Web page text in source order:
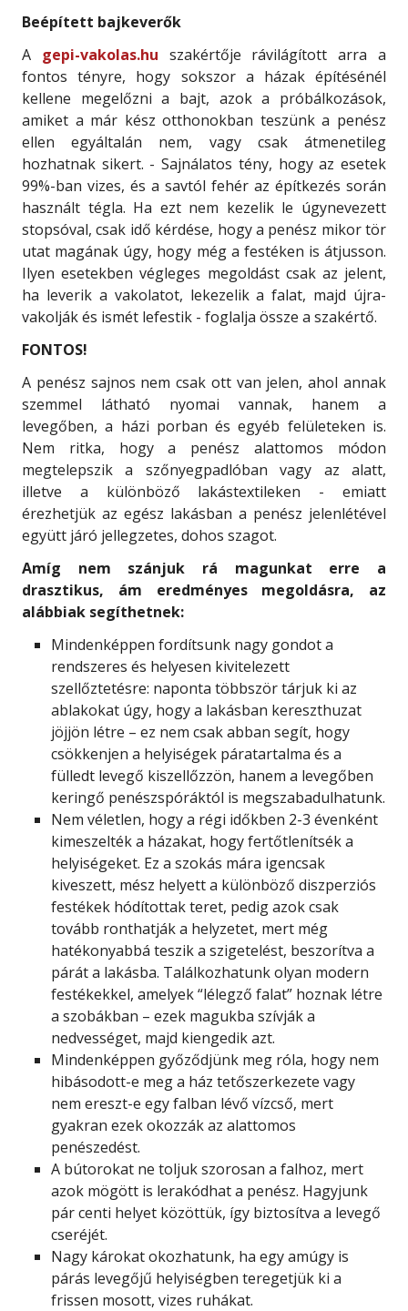
Beépített bajkeverők
A gepi-vakolas.hu szakértője rávilágított arra a
fontos tényre, hogy sokszor a házak építésénél
kellene megelőzni a bajt, azok a próbálkozások,
amiket a már kész otthonokban teszünk a penész
ellen egyáltalán nem, vagy csak átmenetileg
hozhatnak sikert. - Sajnálatos tény, hogy az esetek
99%-ban vizes, és a savtól fehér az építkezés során
használt tégla. Ha ezt nem kezelik le úgynevezett
stopsóval, csak idő kérdése, hogy a penész mikor tör
utat magának úgy, hogy még a festéken is átjusson.
Ilyen esetekben végleges megoldást csak az jelent,
ha leverik a vakolatot, lekezelik a falat, majd újra-
vakolják és ismét lefestik - foglalja össze a szakértő.
FONTOS!
A penész sajnos nem csak ott van jelen, ahol annak
szemmel látható nyomai vannak, hanem a
levegőben, a házi porban és egyéb felületeken is.
Nem ritka, hogy a penész alattomos módon
megtelepszik a szőnyegpadlóban vagy az alatt,
illetve a különböző lakástextileken - emiatt
érezhetjük az egész lakásban a penész jelenlétével
együtt járó jellegzetes, dohos szagot.
Amíg nem szánjuk rá magunkat erre a
drasztikus, ám eredményes megoldásra, az
alábbiak segíthetnek:
Mindenképpen fordítsunk nagy gondot a
rendszeres és helyesen kivitelezett
szellőztetésre: naponta többször tárjuk ki az
ablakokat úgy, hogy a lakásban kereszthuzat
jöjjön létre – ez nem csak abban segít, hogy
csökkenjen a helyiségek páratartalma és a
fülledt levegő kiszellőzzön, hanem a levegőben
keringő penészspóráktól is megszabadulhatunk.
Nem véletlen, hogy a régi időkben 2-3 évenként
kimeszelték a házakat, hogy fertőtlenítsék a
helyiségeket. Ez a szokás mára igencsak
kiveszett, mész helyett a különböző diszperziós
festékek hódítottak teret, pedig azok csak
tovább ronthatják a helyzetet, mert még
hatékonyabbá teszik a szigetelést, beszorítva a
párát a lakásba. Találkozhatunk olyan modern
festékekkel, amelyek “lélegző falat” hoznak létre
a szobákban – ezek magukba szívják a
nedvességet, majd kiengedik azt.
Mindenképpen győződjünk meg róla, hogy nem
hibásodott-e meg a ház tetőszerkezete vagy
nem ereszt-e egy falban lévő vízcső, mert
gyakran ezek okozzák az alattomos
penészedést.
A bútorokat ne toljuk szorosan a falhoz, mert
azok mögött is lerakódhat a penész. Hagyjunk
pár centi helyet közöttük, így biztosítva a levegő
cseréjét.
Nagy károkat okozhatunk, ha egy amúgy is
párás levegőjű helyiségben teregetjük ki a
frissen mosott, vizes ruhákat.